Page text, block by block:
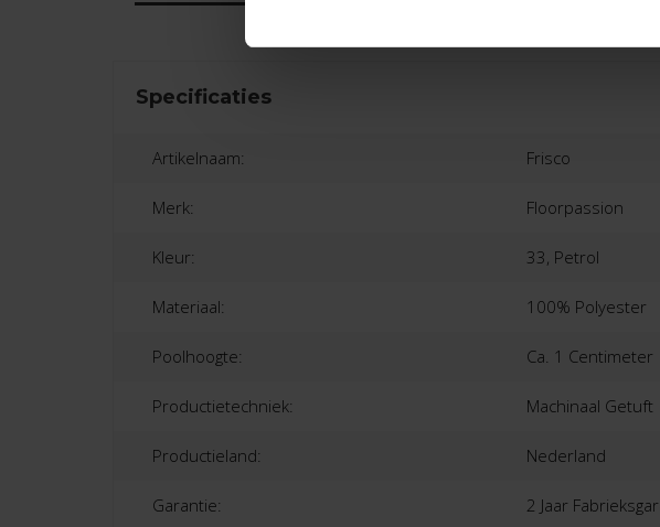
Specificaties
Artikelnaam: Frisco
Merk: Floorpassion
Kleur: 33, Petrol
Materiaal: 100% Polyester
Poolhoogte: Ca. 1 Centimeter
Productietechniek: Machinaal Getuft
Productieland: Nederland
Garantie: 2 Jaar